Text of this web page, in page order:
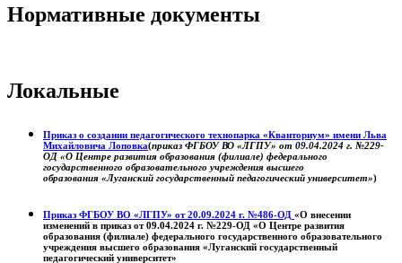
Нормативные документы
Локальные
Приказ о создании педагогического технопарка «Кванториум» имени Льва
Михайловича Лоповка(приказ ФГБОУ ВО «ЛГПУ» от 09.04.2024 г. №229-
ОД «О Центре развития образования (филиале) федерального
государственного образовательного учреждения высшего
образования «Луганский государственный педагогический университет»)
Приказ ФГБОУ ВО «ЛГПУ» от 20.09.2024 г. №486-ОД «О внесении
изменений в приказ от 09.04.2024 г. №229-ОД «О Центре развития
образования (филиале) федерального государственного образовательного
учреждения высшего образования «Луганский государственный
педагогический университет»